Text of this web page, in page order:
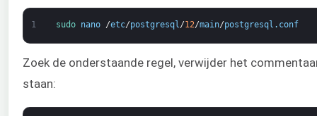
1 sudo nano /etc/postgresql/12/main/postgresql . conf
Zoek de onderstaande regel, verwijder het
staan: